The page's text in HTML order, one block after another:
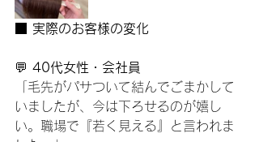
■ 実際のお客様の変化
💬 40代女性・会社員
「毛先がパサついて結んでごまかして
いましたが、今は下ろせるのが嬉し
い。職場で『若く見える』と言われま